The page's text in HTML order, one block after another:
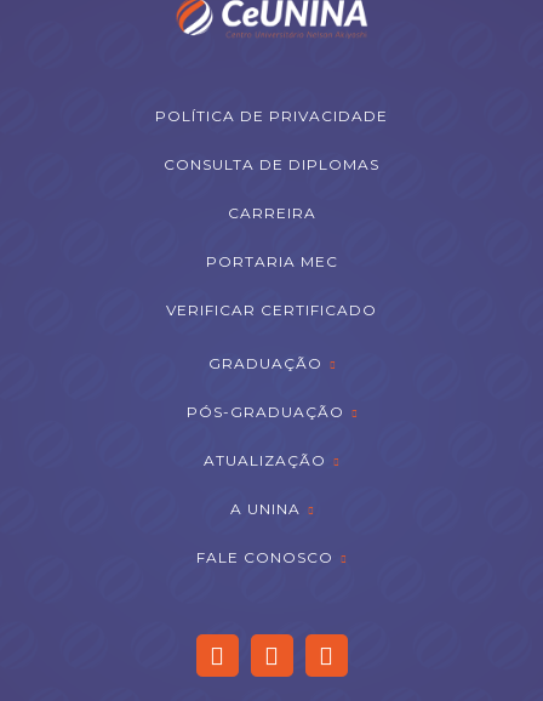
POLÍTICA DE PRIVACIDADE
CONSULTA DE DIPLOMAS
CARREIRA
PORTARIA MEC
VERIFICAR CERTIFICADO
GRADUAÇÃO
PÓS-GRADUAÇÃO
ATUALIZAÇÃO
A UNINA
FALE CONOSCO